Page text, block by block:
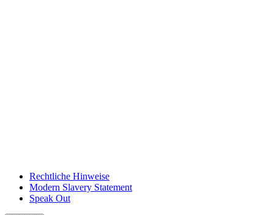
Rechtliche Hinweise
Modern Slavery Statement
Speak Out